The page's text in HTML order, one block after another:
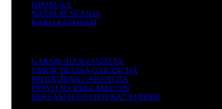
ISPORUKA
NAČIN PLAĆANJA
KAKO KUPOVATI
GARANCIJA KVALITETA
UNIOR TRAJNA GARANCIJA
PRODUŽENA GARANCIJA
PRAVO NA REKLAMACIJU
REKLAMACIJA I POVRAĆAJ ROBE